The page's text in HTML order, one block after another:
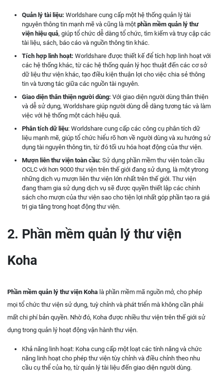
Quản lý tài liệu: Worldshare cung cấp một hệ thống quản lý tài
nguyên thông tin mạnh mẽ và cũng là một phần mềm quản lý thư
viện hiệu quả, giúp tổ chức dễ dàng tổ chức, tìm kiếm và truy cập các
tài liệu, sách, báo cáo và nguồn thông tin khác.
Tích hợp linh hoạt: Worldshare được thiết kế để tích hợp linh hoạt với
các hệ thống khác, từ các hệ thống quản lý học thuật đến các cơ sở
dữ liệu thư viện khác, tạo điều kiện thuận lợi cho việc chia sẻ thông
tin và tương tác giữa các nguồn tài nguyên.
Giao diện thân thiện người dùng: Với giao diện người dùng thân thiện
và dễ sử dụng, Worldshare giúp người dùng dễ dàng tương tác và làm
việc với hệ thống một cách hiệu quả.
Phân tích dữ liệu: Worldshare cung cấp các công cụ phân tích dữ
liệu mạnh mẽ, giúp tổ chức hiểu rõ hơn về người dùng và xu hướng sử
dụng tài nguyên thông tin, từ đó tối ưu hóa hoạt động của thư viện.
Mượn liên thư viện toàn cầu: Sử dụng phần mềm thư viện toàn cầu
OCLC với hơn 9000 thư viện trên thế giới đang sử dụng, là một ytrong
những dịch vụ mượn liên thư viện lớn nhất trên thế giới. Thư viện
đang tham gia sử dụng dịch vụ sẽ được quyền thiết lập các chính
sách cho mượn của thư viện sao cho tiện lợi nhất góp phần tạo ra giá
trị gia tăng trong hoạt động thư viện.
2. Phần mềm quản lý thư viện
Koha
Phần mềm quản lý thư viện Koha là phần mềm mã nguồn mở, cho phép
mọi tổ chức thư viện sử dụng, tuỳ chỉnh và phát triển mà không cần phải
mất chi phí bản quyền. Nhờ đó, Koha được nhiều thư viện trên thế giới sử
dụng trong quản lý hoạt động vận hành thư viện.
Khả năng linh hoạt: Koha cung cấp một loạt các tính năng và chức
năng linh hoạt cho phép thư viện tùy chỉnh và điều chỉnh theo nhu
cầu cụ thể của họ, từ quản lý tài liệu đến giao diện người dùng.